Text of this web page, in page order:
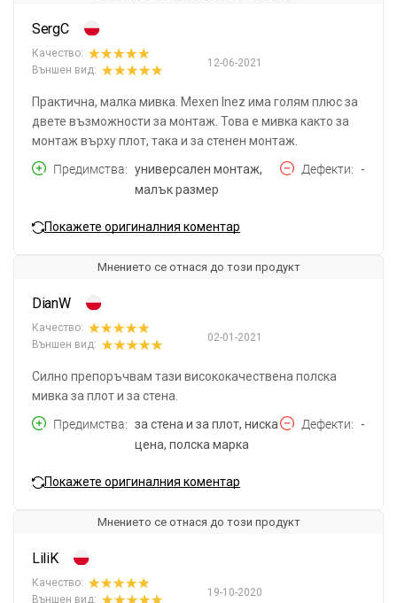
SergC
12-06-2021
Качество:
Външен вид:
Практична, малка мивка. Mexen Inez има голям плюс за
двете възможности за монтаж. Това е мивка както за
монтаж върху плот, така и за стенен монтаж.
Предимства
универсален монтаж,
малък размер
Дефекти -
Покажете оригиналния коментар
Мнението се отнася до този продукт
DianW
02-01-2021
Качество:
Външен вид:
Силно препоръчвам тази висококачествена полска
мивка за плот и за стена.
Предимства
за стена и за плот, ниска
цена, полска марка
Дефекти -
Покажете оригиналния коментар
Мнението се отнася до този продукт
LiliK
19-10-2020
Качество:
Външен вид: